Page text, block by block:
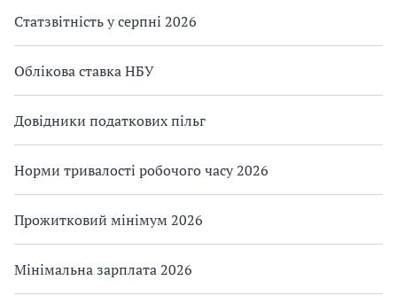
Статзвітність у серпні 2026
Облікова ставка НБУ
Довідники податкових пільг
Норми тривалості робочого часу 2026
Прожитковий мінімум 2026
Мінімальна зарплата 2026